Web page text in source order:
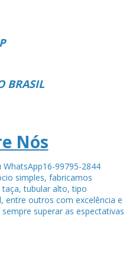
BRASIL
Nós
WhatsApp16-99795-2844
simples, fabricamos
tubular alto, tipo
entre outros com excelência e
superar as espectativas